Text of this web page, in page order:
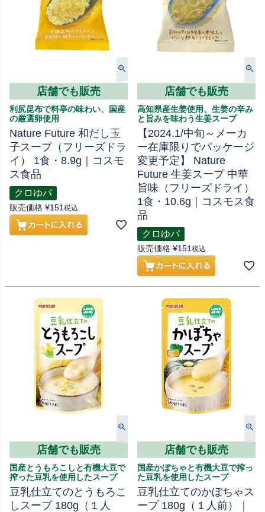
店舗でも販売
利尻昆布で料亭の味わい、国産
の厳選卵使用
Nature Future 和だし玉
子スープ（フリーズドラ
イ） 1食・8.9g｜コスモ
ス食品
クロゆパ
販売価格 ¥151 税込
店舗でも販売
高知県産生姜使用、生姜の辛み
と旨みを味わう生姜スープ
【2024.1/中旬～メーカ
ー在庫限りでパッケージ
変更予定】 Nature
Future 生姜スープ 中華
旨味（フリーズドライ）
1食・10.6g｜コスモス食
品
クロゆパ
販売価格 ¥151 税込
店舗でも販売
国産とうもろこしと有機大豆で
搾った豆乳を使用したスープ
豆乳仕立てのとうもろこ
しスープ 180g（１人
店舗でも販売
国産かぼちゃと有機大豆で搾っ
た豆乳を使用したスープ
豆乳仕立てのかぼちゃス
ープ 180g（１人前）｜